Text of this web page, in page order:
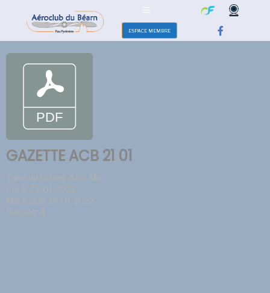
ESPACE MEMBRE
GAZETTE ACB 21 01
Taille du fichier: 4.03 Mo
Créé: 29-01-2022
Mis à jour: 29-01-2022
Succès: 4